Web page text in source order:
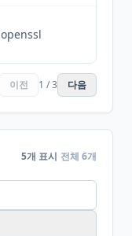
openssl
이전 1 / 3 다음
5개 표시 전체 6개